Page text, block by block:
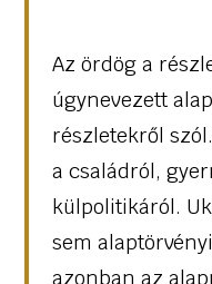
Az ördög a
úgynevezett
részletekről
a családról,
külpolitikáról.
sem
azonban az